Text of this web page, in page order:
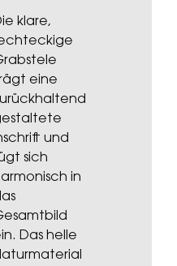
klare,
eine
und
sich
in
Das helle